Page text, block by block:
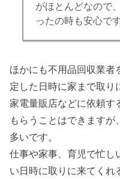
がほとんどなので
ったの時も安心です
ほかにも不用品回収業者
定した日時に家まで取り
家電量販店などに依頼す
もらうことはできます
多いです。
仕事や家事、育児で忙し
い日時に取りに来てくれ